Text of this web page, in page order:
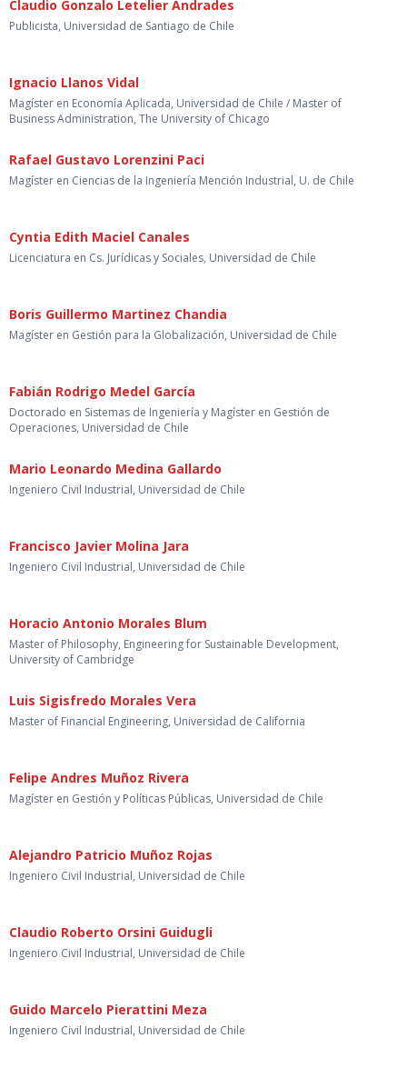
Claudio Gonzalo Letelier Andrades
Publicista, Universidad de Santiago de Chile
Ignacio Llanos Vidal
Magíster en Economía Aplicada, Universidad de Chile / Master of
Business Administration, The University of Chicago
Rafael Gustavo Lorenzini Paci
Magíster en Ciencias de la Ingeniería Mención Industrial, U. de Chile
Cyntia Edith Maciel Canales
Licenciatura en Cs. Jurídicas y Sociales, Universidad de Chile
Boris Guillermo Martinez Chandia
Magíster en Gestión para la Globalización, Universidad de Chile
Fabián Rodrigo Medel García
Doctorado en Sistemas de Ingeniería y Magíster en Gestión de
Operaciones, Universidad de Chile
Mario Leonardo Medina Gallardo
Ingeniero Civil Industrial, Universidad de Chile
Francisco Javier Molina Jara
Ingeniero Civil Industrial, Universidad de Chile
Horacio Antonio Morales Blum
Master of Philosophy, Engineering for Sustainable Development,
University of Cambridge
Luis Sigisfredo Morales Vera
Master of Financial Engineering, Universidad de California
Felipe Andres Muñoz Rivera
Magíster en Gestión y Políticas Públicas, Universidad de Chile
Alejandro Patricio Muñoz Rojas
Ingeniero Civil Industrial, Universidad de Chile
Claudio Roberto Orsini Guidugli
Ingeniero Civil Industrial, Universidad de Chile
Guido Marcelo Pierattini Meza
Ingeniero Civil Industrial, Universidad de Chile